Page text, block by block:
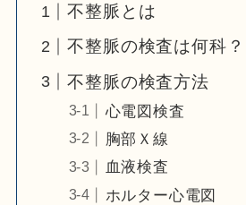
不整脈とは
不整脈の検査は何科？
不整脈の検査方法
心電図検査
胸部Ｘ線
血液検査
ホルター心電図